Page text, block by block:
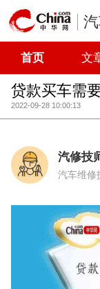
首页 文
贷款买车需
2022-09-28 10:00:13
汽修技
汽车维修